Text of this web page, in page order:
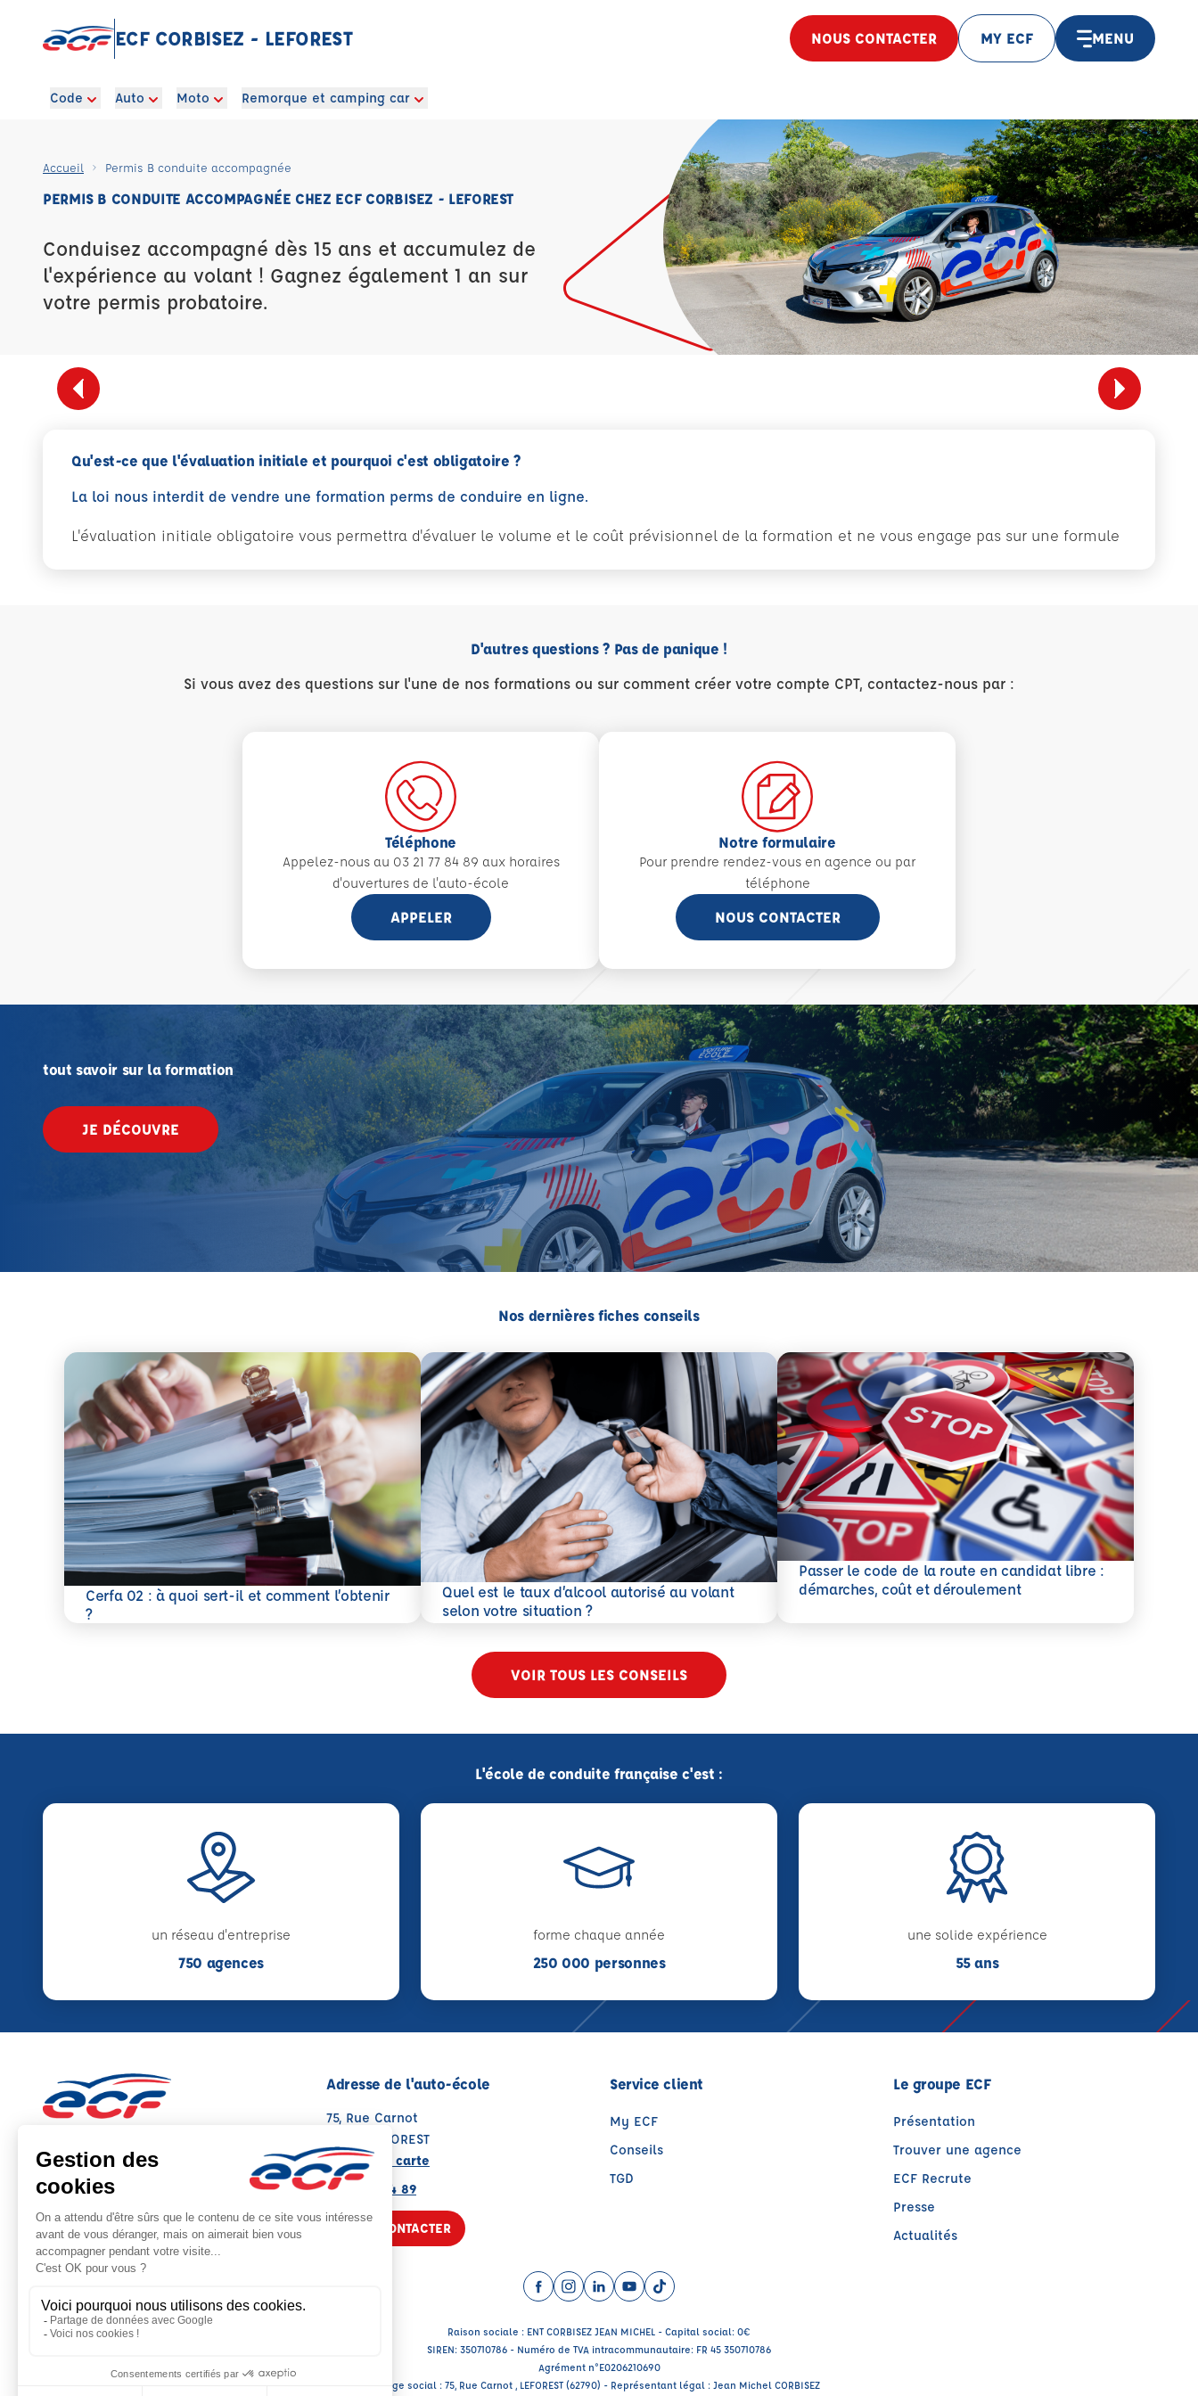
ECF CORBISEZ - LEFOREST NOUS CONTACTER MY ECF MENU
Code Auto Moto Remorque et camping car
Accueil Permis B conduite accompagnée
PERMIS B CONDUITE ACCOMPAGNÉE CHEZ ECF CORBISEZ - LEFOREST
Conduisez accompagné dès 15 ans et accumulez de
l'expérience au volant ! Gagnez également 1 an sur
votre permis probatoire.
Qu'est-ce que l'évaluation initiale et pourquoi c'est obligatoire ?
La loi nous interdit de vendre une formation perms de conduire en ligne.
L'évaluation initiale obligatoire vous permettra d'évaluer le volume et le coût prévisionnel de la formation et ne vous engage pas sur une formule
D'autres questions ? Pas de panique !
Si vous avez des questions sur l'une de nos formations ou sur comment créer votre compte CPT, contactez-nous par :
Téléphone
Appelez-nous au 03 21 77 84 89 aux horaires
d'ouvertures de l'auto-école
APPELER
Notre formulaire
Pour prendre rendez-vous en agence ou par
téléphone
NOUS CONTACTER
tout savoir sur la formation
JE DÉCOUVRE
Nos dernières fiches conseils
Cerfa 02 : à quoi sert-il et comment l’obtenir
?
En savoir plus
Quel est le taux d’alcool autorisé au volant
selon votre situation ?
En savoir plus
Passer le code de la route en candidat libre :
démarches, coût et déroulement
En savoir plus
VOIR TOUS LES CONSEILS
L'école de conduite française c'est :
un réseau d'entreprise
750 agences
forme chaque année
250 000 personnes
une solide expérience
55 ans
Adresse de l'auto-école
75, Rue Carnot
62790 LEFOREST
Voir sur la carte
03 21 77 84 89
NOUS CONTACTER
Service client
My ECF
Conseils
TGD
Le groupe ECF
Présentation
Trouver une agence
ECF Recrute
Presse
Actualités
Facebook (nouvelle fenêtre)
Instagram (nouvelle fenêtre)
LinkedIn (nouvelle fenêtre)
YouTube (nouvelle fenêtre)
TikTok (nouvelle fenêtre)
Raison sociale : ENT CORBISEZ JEAN MICHEL - Capital social: 0€
SIREN: 350710786 - Numéro de TVA intracommunautaire: FR 45 350710786
Agrément n°E0206210690
Siège social : 75, Rue Carnot , LEFOREST (62790) - Représentant légal : Jean Michel CORBISEZ